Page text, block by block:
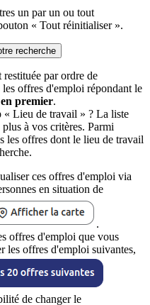
un par un ou tout
« Tout réinitialiser ».
recherche
par ordre de
offres d'emploi répondant le
premier.
« Lieu de travail » ? La liste
à vos critères. Parmi
les offres dont le lieu de travail
ces offres d'emploi via
en situation de
.
offres d'emploi que vous
les offres d'emploi suivantes,
de changer le